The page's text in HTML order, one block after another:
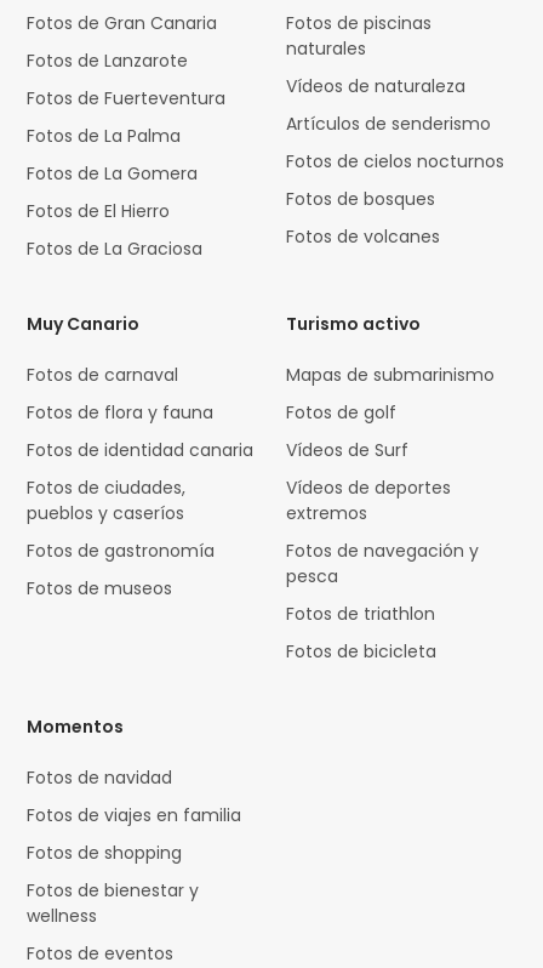
Fotos de Gran Canaria
Fotos de Lanzarote
Fotos de Fuerteventura
Fotos de La Palma
Fotos de La Gomera
Fotos de El Hierro
Fotos de La Graciosa
Fotos de piscinas
naturales
Vídeos de naturaleza
Artículos de senderismo
Fotos de cielos nocturnos
Fotos de bosques
Fotos de volcanes
Muy Canario
Fotos de carnaval
Fotos de flora y fauna
Fotos de identidad canaria
Fotos de ciudades,
pueblos y caseríos
Fotos de gastronomía
Fotos de museos
Turismo activo
Mapas de submarinismo
Fotos de golf
Vídeos de Surf
Vídeos de deportes
extremos
Fotos de navegación y
pesca
Fotos de triathlon
Fotos de bicicleta
Momentos
Fotos de navidad
Fotos de viajes en familia
Fotos de shopping
Fotos de bienestar y
wellness
Fotos de eventos